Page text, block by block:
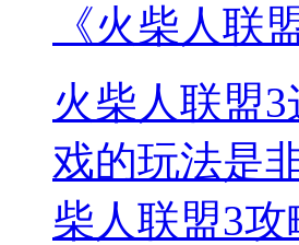
《火柴人联
火柴人联盟
戏的玩法是
柴人联盟3